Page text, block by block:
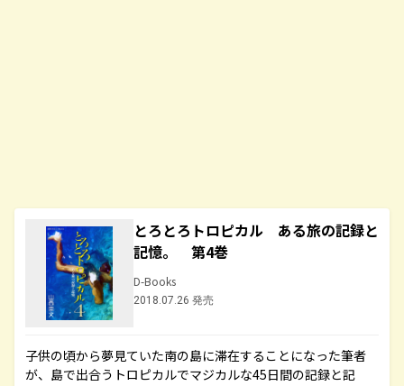
とろとろトロピカル ある旅の記録と
記憶。 第4巻
D-Books
2018.07.26 発売
子供の頃から夢見ていた南の島に滞在することになった筆者
が、島で出合うトロピカルでマジカルな45日間の記録と記